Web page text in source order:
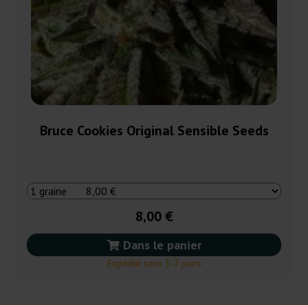
Bruce Cookies Original Sensible Seeds
8,00 €
Dans le panier
Expédié sous 3-7 jours